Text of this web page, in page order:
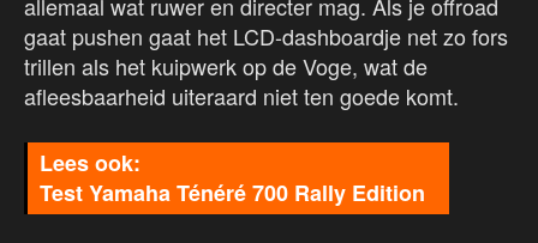
gaat pushen gaat het LCD-dashboardje net zo fors
trillen als het kuipwerk op de Voge, wat de
afleesbaarheid uiteraard niet ten goede komt.
Test Yamaha Ténéré 700 Rally Edition